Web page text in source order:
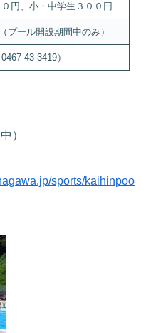
円、小・中学生３００円
ール開設期間中のみ）
43-3419）
）
sports/kaihinpoo